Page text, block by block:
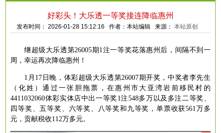
好彩头！大乐透一等奖接连降临惠州
发布时间： 2026-01-28 15:12:16 作者：本站编辑 来源：本站原创
继超级大乐透第26005期1注一等奖花落惠州后，间隔不到一
周，幸运再次降临惠州！
1月17日晚，体彩超级大乐透第26007期开奖，中奖者李先生
（化姓）通过一张胆拖票，在惠州市大亚湾岩前移民村的
4411032060体彩实体店中出一等奖1注548多万以及多注二等奖、
四等奖、五等奖、六等奖、八等奖和九等奖，单票收获561万多
元，贡献税收112万多元。